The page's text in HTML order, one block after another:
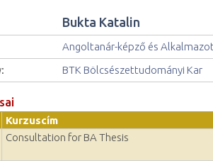
Bukta Katalin
Angoltanár-képző és
BTK Bölcsészettudományi Kar
Kurzuscím
Consultation for BA Thesis